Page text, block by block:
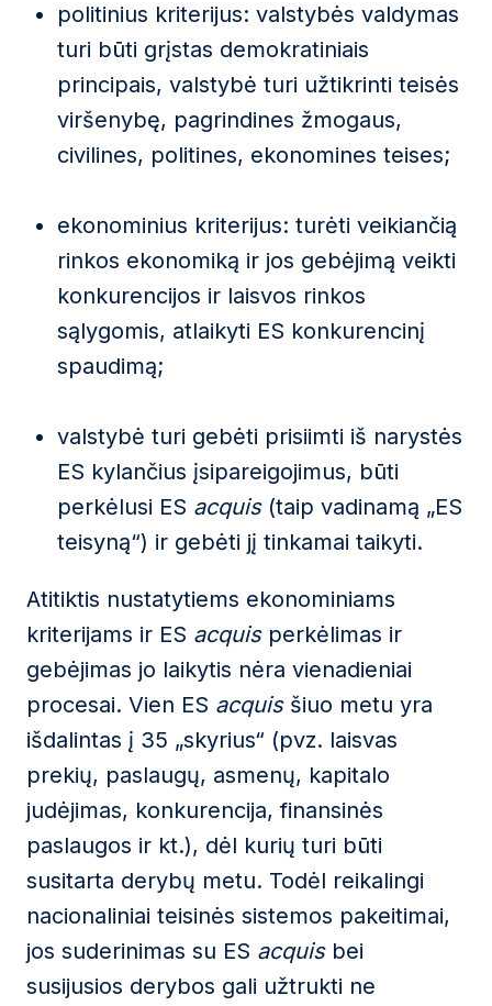
politinius kriterijus: valstybės valdymas
turi būti grįstas demokratiniais
principais, valstybė turi užtikrinti teisės
viršenybę, pagrindines žmogaus,
civilines, politines, ekonomines teises;
ekonominius kriterijus: turėti veikiančią
rinkos ekonomiką ir jos gebėjimą veikti
konkurencijos ir laisvos rinkos
sąlygomis, atlaikyti ES konkurencinį
spaudimą;
valstybė turi gebėti prisiimti iš narystės
ES kylančius įsipareigojimus, būti
perkėlusi ES acquis(taip vadinamą „ES
teisyną“) ir gebėti jį tinkamai taikyti.
Atitiktis nustatytiems ekonominiams
kriterijams ir ES acquisperkėlimas ir
gebėjimas jo laikytis nėra vienadieniai
procesai. Vien ES acquisšiuo metu yra
išdalintas į 35 „skyrius“ (pvz. laisvas
prekių, paslaugų, asmenų, kapitalo
judėjimas, konkurencija, finansinės
paslaugos ir kt.), dėl kurių turi būti
susitarta derybų metu. Todėl reikalingi
nacionaliniai teisinės sistemos pakeitimai,
jos suderinimas su ES acquisbei
susijusios derybos gali užtrukti ne